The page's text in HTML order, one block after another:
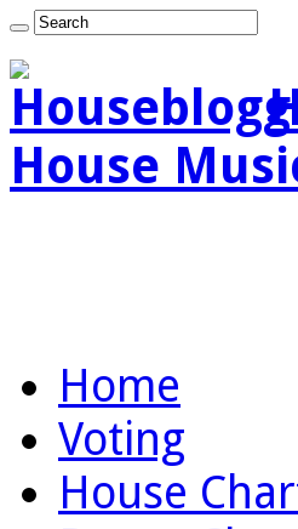
House
Home
Voting
House